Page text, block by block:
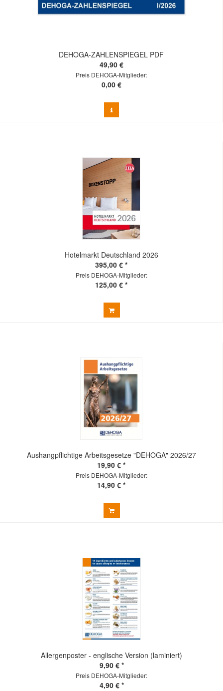
DEHOGA-ZAHLENSPIEGEL PDF
49,90 €
Preis DEHOGA-Mitglieder:
0,00 €
Hotelmarkt Deutschland 2026
395,00 € *
Preis DEHOGA-Mitglieder:
125,00 € *
Aushangpflichtige Arbeitsgesetze "DEHOGA" 2026/27
19,90 € *
Preis DEHOGA-Mitglieder:
14,90 € *
Allergenposter - englische Version (laminiert)
9,90 € *
Preis DEHOGA-Mitglieder:
4,90 € *